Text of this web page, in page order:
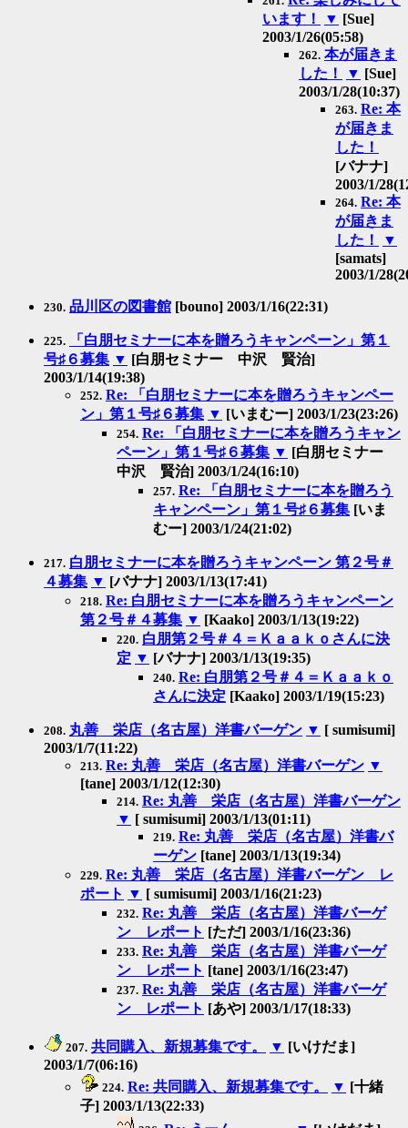
います！
▼ [Sue]
2003/1/26(05:58)
262. 本が届きま
した！
▼ [Sue]
2003/1/28(10:37)
263. Re: 本
が届きま
した！
[バナナ]
2003/1/
264. Re: 本
が届きま
した！
▼
[samats]
2003/1/
230. 品川区の図書館 [bouno] 2003/1/16(22:31)
225.
「白朋セミナーに本を贈ろうキャンペーン」第１
号♯６募集 ▼ [白朋セミナー 中沢 賢治]
2003/1/14(19:38)
252. Re: 「白朋セミナーに本を贈ろうキャンペー
ン」第１号♯６募集 ▼ [いまむー] 2003/1/23(23:26)
254. Re: 「白朋セミナーに本を贈ろうキャン
ペーン」第１号♯６募集 ▼ [白朋セミナー
中沢 賢治] 2003/1/24(16:10)
257. Re: 「白朋セミナーに本を贈ろう
キャンペーン」第１号♯６募集 [いま
むー] 2003/1/24(21:02)
217. 白朋セミナーに本を贈ろうキャンペーン 第２号＃
４募集 ▼ [バナナ] 2003/1/13(17:41)
218. Re: 白朋セミナーに本を贈ろうキャンペーン
第２号＃４募集 ▼ [Kaako] 2003/1/13(19:22)
220. 白朋第２号＃４＝Ｋａａｋｏさんに決
定 ▼ [バナナ] 2003/1/13(19:35)
240. Re: 白朋第２号＃４＝Ｋａａｋｏ
さんに決定 [Kaako] 2003/1/19(15:23)
208. 丸善 栄店（名古屋）洋書バーゲン ▼ [ sumisumi]
2003/1/7(11:22)
213. Re: 丸善 栄店（名古屋）洋書バーゲン ▼
[tane] 2003/1/12(12:30)
214. Re: 丸善 栄店（名古屋）洋書バーゲン
▼ [ sumisumi] 2003/1/13(01:11)
219. Re: 丸善 栄店（名古屋）洋書バ
ーゲン [tane] 2003/1/13(19:34)
229. Re: 丸善 栄店（名古屋）洋書バーゲン レ
ポート ▼ [ sumisumi] 2003/1/16(21:23)
232. Re: 丸善 栄店（名古屋）洋書バーゲ
ン レポート [ただ] 2003/1/16(23:36)
233. Re: 丸善 栄店（名古屋）洋書バーゲ
ン レポート [tane] 2003/1/16(23:47)
237. Re: 丸善 栄店（名古屋）洋書バーゲ
ン レポート [あや] 2003/1/17(18:33)
207. 共同購入、新規募集です。 ▼ [いけだま]
2003/1/7(06:16)
224. Re: 共同購入、新規募集です。 ▼ [十緒
子] 2003/1/13(22:33)